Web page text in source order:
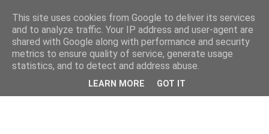
This site uses cookies from Google to deliver its services
and to analyze traffic. Your IP address and user-agent are
shared with Google along with performance and security
metrics to ensure quality of service, generate usage
statistics, and to detect and address abuse.
LEARN MORE GOT IT